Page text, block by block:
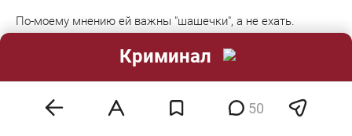
По-моему мнению ей важны "шашечки", а не ехать.
50
Криминал